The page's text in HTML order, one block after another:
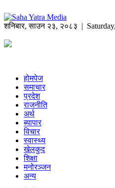
शनिबार,साउन २३, २०८३ |
होमपेज
समाचार
प्रदेश
राजनीति
अर्थ
ब्यापार
विचार
स्वास्थ्य
खेलकुद
शिक्षा
मनोरञ्जन
अन्य